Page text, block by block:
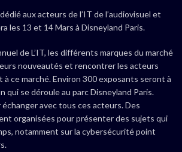
aux acteurs de l’IT de l’audiovisuel et
les 13 et 14 Mars à Disneyland Paris.
de L’IT, les différents marques du marché
nouveautés et rencontrer les acteurs
ce marché. Environ 300 exposants seront à
qui se déroule au parc Disneyland Paris.
avec tous ces acteurs. Des
organisées pour présenter des sujets qui
notamment sur la cybersécurité point